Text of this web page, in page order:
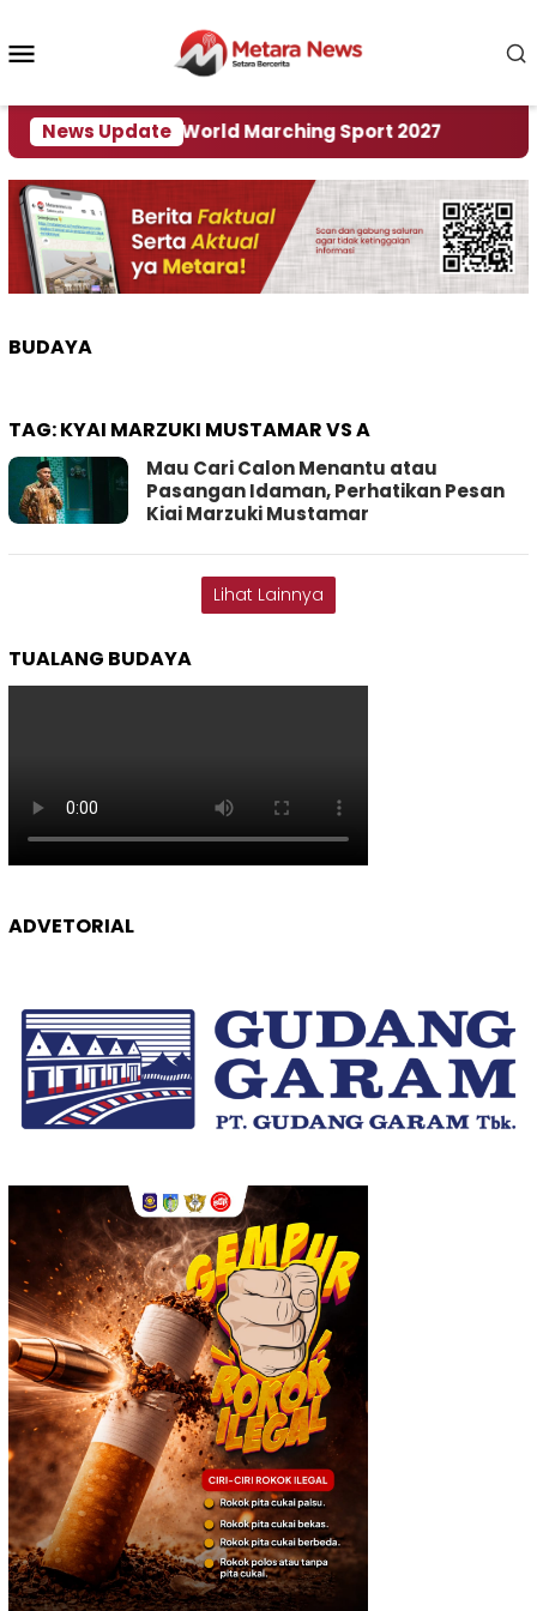
konten
News Update
Rumah World Marching Sport 2027
BUDAYA
TAG:KYAI MARZUKI MUSTAMAR VS A
Mau Cari Calon Menantu atau
Pasangan Idaman, Perhatikan Pesan
Kiai Marzuki Mustamar
Lihat Lainnya
TUALANG BUDAYA
ADVETORIAL